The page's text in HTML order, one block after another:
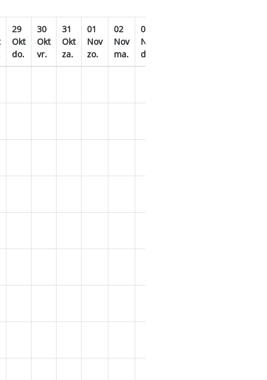
29
Okt
do.
30
Okt
vr.
31
Okt
za.
01
Nov
zo.
02
Nov
ma.
03
Nov
di.